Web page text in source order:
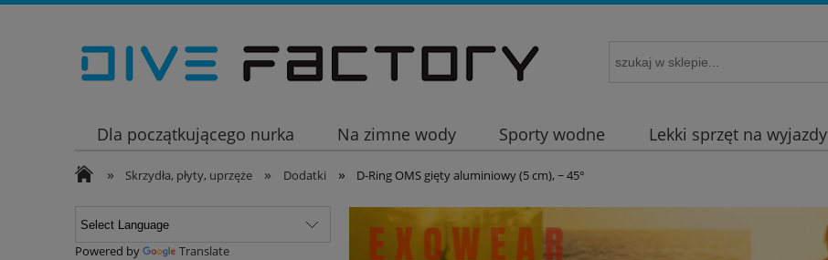
Dla początkującego nurka Na zimne wody Sporty wodne Lekki sprzęt na wyjazdy
Wakacje
» Skrzydła, płyty, uprzęże » Dodatki » D-Ring OMS gięty aluminiowy (5 cm), ~ 45°
Powered by Translate